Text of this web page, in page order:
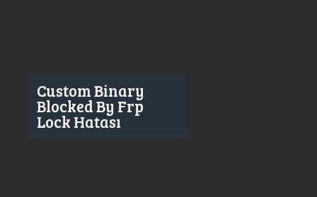
Custom Binary
Blocked By Frp
Lock Hatası